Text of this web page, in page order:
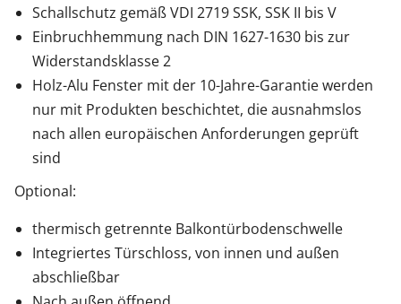
Schallschutz gemäß VDI 2719 SSK, SSK II bis V
Einbruchhemmung nach DIN 1627-1630 bis zur
Widerstandsklasse 2
Holz-Alu Fenster mit der 10-Jahre-Garantie werden
nur mit Produkten beschichtet, die ausnahmslos
nach allen europäischen Anforderungen geprüft
sind
Optional:
thermisch getrennte Balkontürbodenschwelle
Integriertes Türschloss, von innen und außen
abschließbar